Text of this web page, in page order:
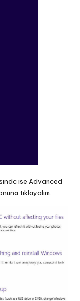
ise Advanced
tıklayalım.